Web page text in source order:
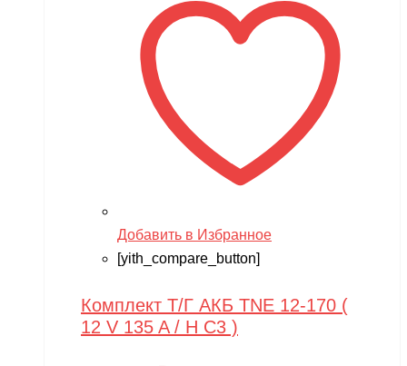
Добавить в Избранное
[yith_compare_button]
Комплект Т/Г АКБ TNE 12-170 (
12 V 135 A / H C3 )